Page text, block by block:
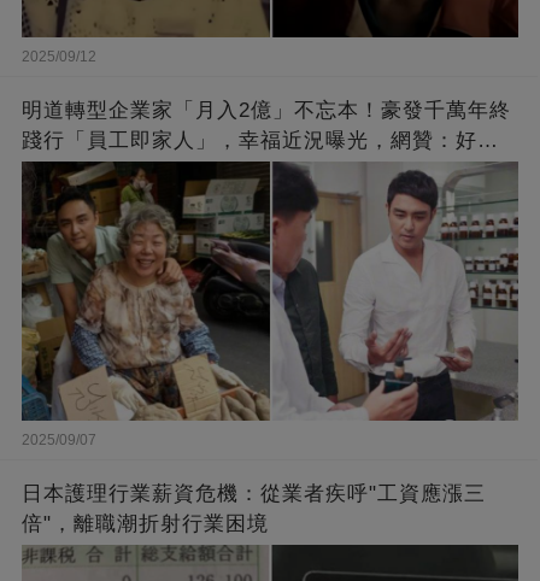
2025/09/12
明道轉型企業家「月入2億」不忘本！豪發千萬年終
踐行「員工即家人」，幸福近況曝光，網贊：好老
闆的福報
2025/09/07
日本護理行業薪資危機：從業者疾呼"工資應漲三
倍"，離職潮折射行業困境